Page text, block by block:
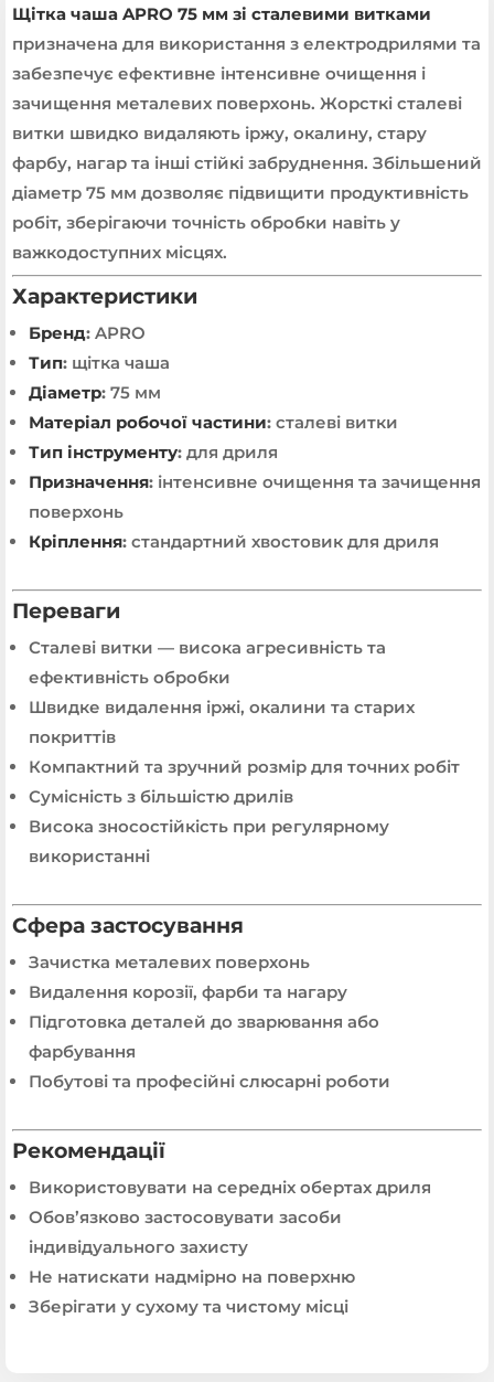
Щітка чаша APRO 75 мм зі сталевими витками
призначена для використання з електродрилями та
забезпечує ефективне інтенсивне очищення і
зачищення металевих поверхонь. Жорсткі сталеві
витки швидко видаляють іржу, окалину, стару
фарбу, нагар та інші стійкі забруднення. Збільшений
діаметр 75 мм дозволяє підвищити продуктивність
робіт, зберігаючи точність обробки навіть у
важкодоступних місцях.
Характеристики
Бренд: APRO
Тип: щітка чаша
Діаметр: 75 мм
Матеріал робочої частини: сталеві витки
Тип інструменту: для дриля
Призначення: інтенсивне очищення та зачищення
поверхонь
Кріплення: стандартний хвостовик для дриля
Переваги
Сталеві витки — висока агресивність та
ефективність обробки
Швидке видалення іржі, окалини та старих
покриттів
Компактний та зручний розмір для точних робіт
Сумісність з більшістю дрилів
Висока зносостійкість при регулярному
використанні
Сфера застосування
Зачистка металевих поверхонь
Видалення корозії, фарби та нагару
Підготовка деталей до зварювання або
фарбування
Побутові та професійні слюсарні роботи
Рекомендації
Використовувати на середніх обертах дриля
Обов’язково застосовувати засоби
індивідуального захисту
Не натискати надмірно на поверхню
Зберігати у сухому та чистому місці